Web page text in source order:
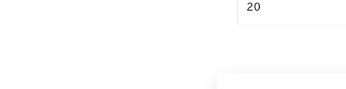
20